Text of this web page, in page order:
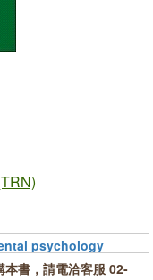
本書，請電洽客服 02-
psychology